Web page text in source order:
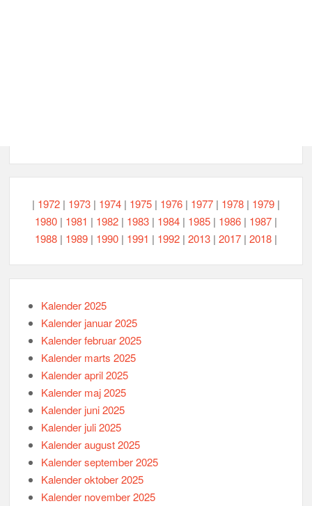
| 1972| 1973| 1974| 1975| 1976| 1977| 1978| 1979|
1980| 1981 | 1982| 1983| 1984| 1985| 1986| 1987|
1988| 1989| 1990| 1991 | 1992| 2013| 2017| 2018|
Kalender 2025
Kalender januar 2025
Kalender februar 2025
Kalender marts 2025
Kalender april 2025
Kalender maj 2025
Kalender juni 2025
Kalender juli 2025
Kalender august 2025
Kalender september 2025
Kalender oktober 2025
Kalender november 2025